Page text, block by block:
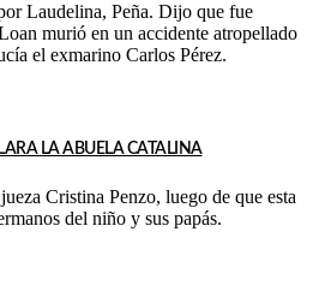
Laudelina, Peña. Dijo que fue
murió en un accidente atropellado
el exmarino Carlos Pérez.
LA ABUELA CATALINA
Cristina Penzo, luego de que esta
del niño y sus papás.